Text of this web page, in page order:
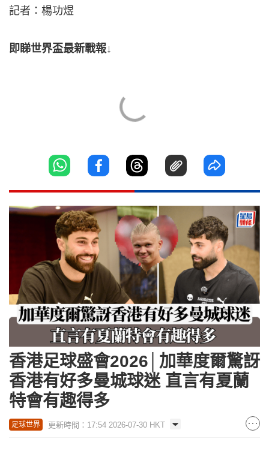
記者：楊功煜
即睇世界盃最新戰報↓
香港足球盛會2026│加華度爾驚訝
香港有好多曼城球迷 直言有夏蘭
特會有趣得多
足球世界 更新時間：17:54 2026-07-30 HKT